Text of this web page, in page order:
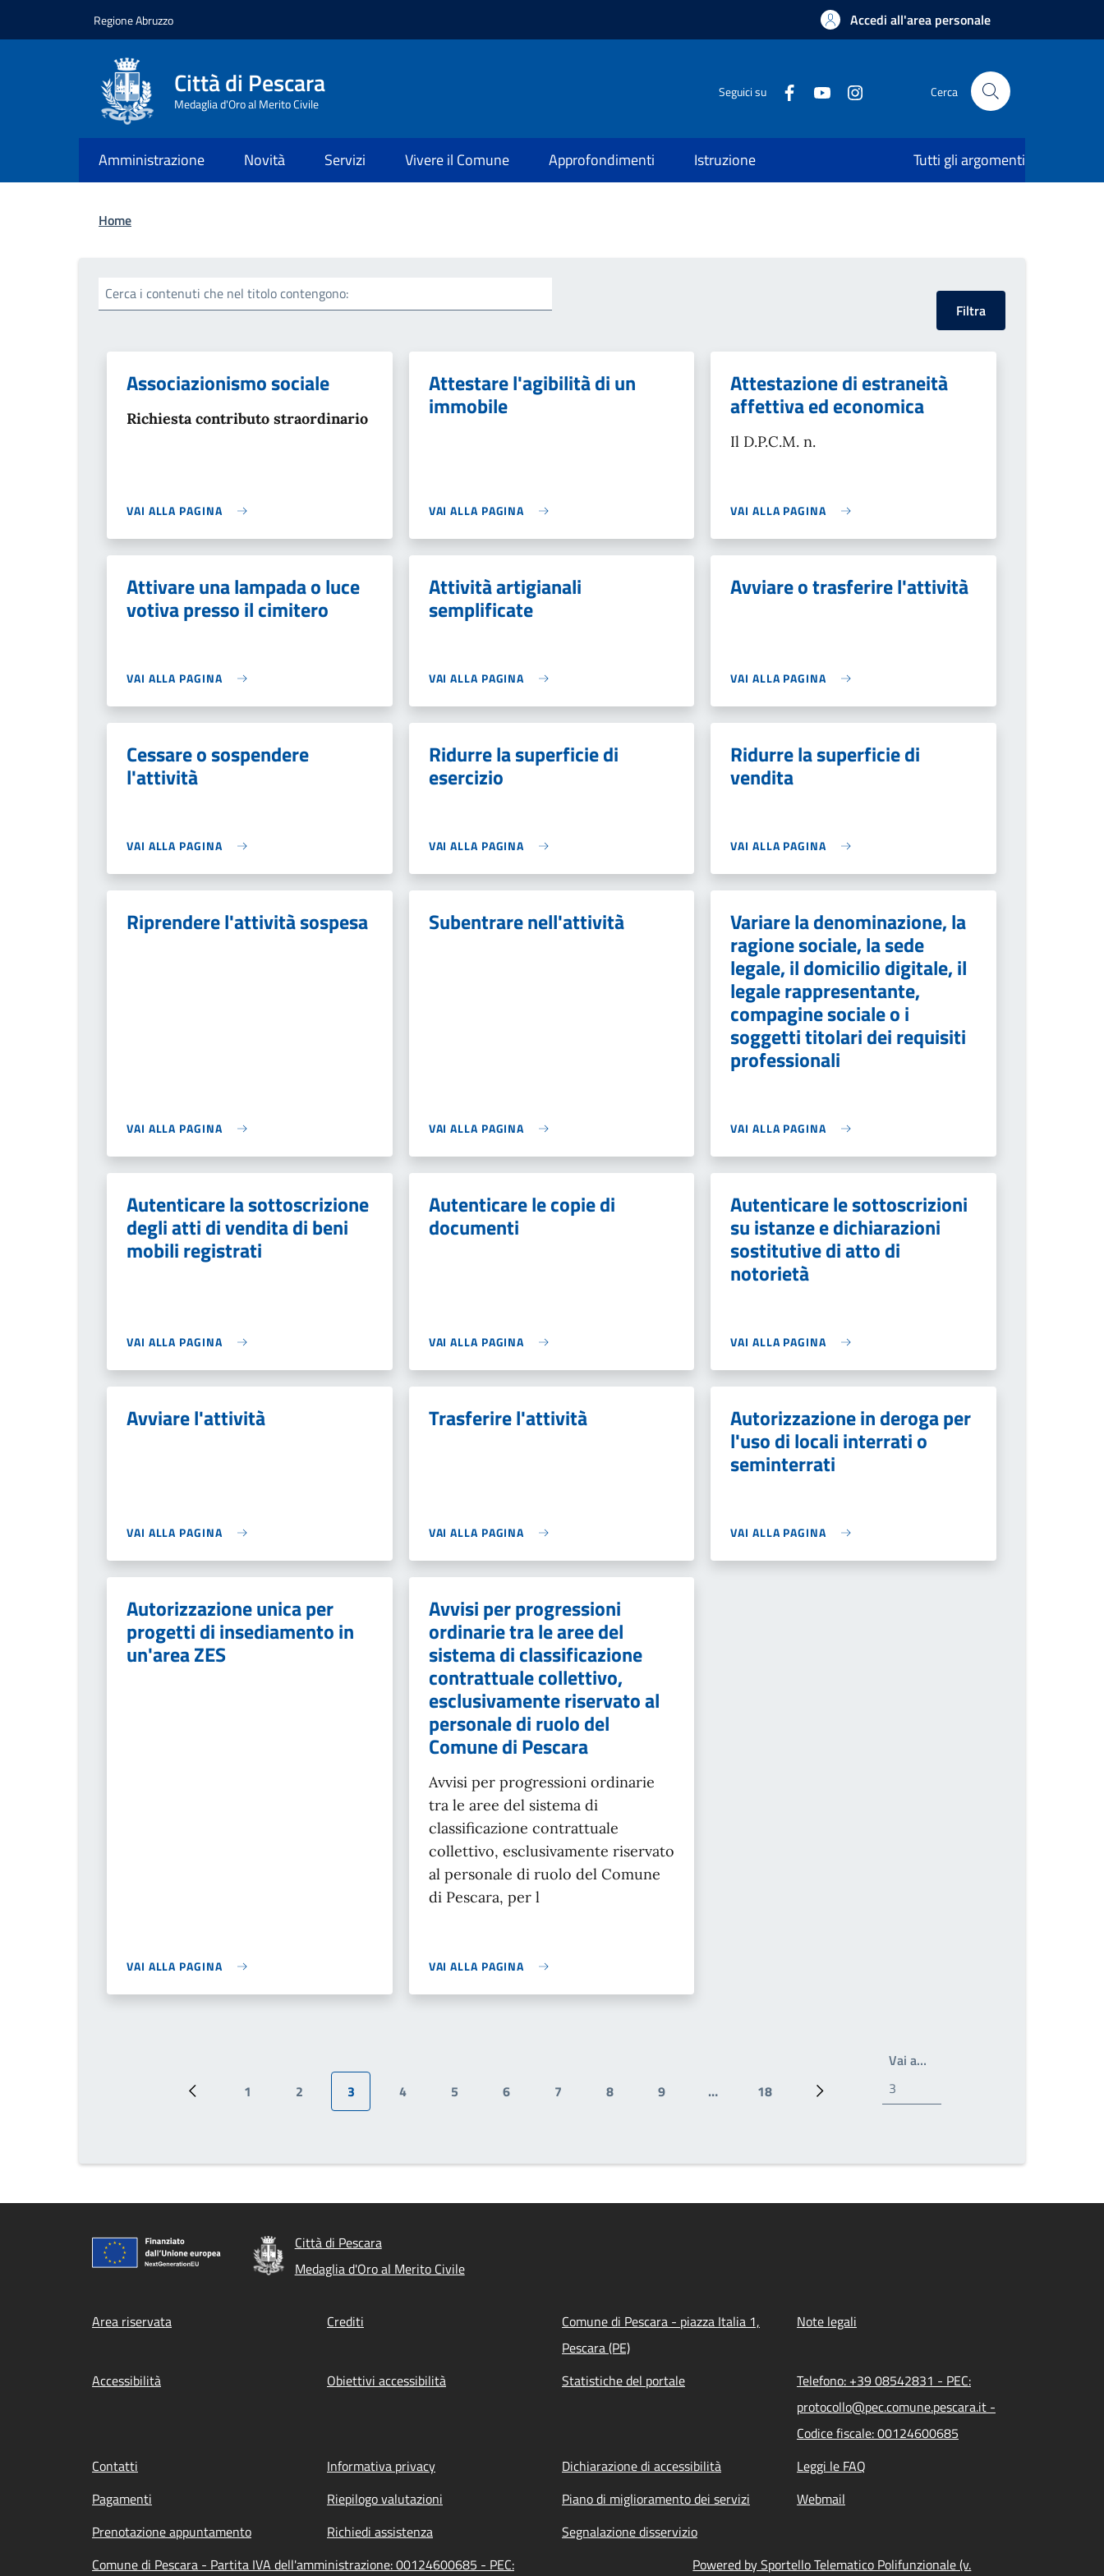
Regione Abruzzo Accedi all'area personale
Città di Pescara
Medaglia d'Oro al Merito Civile
Seguici su Cerca
Amministrazione Novità Servizi Vivere il Comune Approfondimenti Istruzione Tutti gli argomenti
Briciole di pane
Home
Cerca i contenuti che nel titolo contengono:
Associazionismo sociale
Richiesta contributo straordinario
VAI ALLA PAGINA
Attestare l'agibilità di un
immobile
VAI ALLA PAGINA
Attestazione di estraneità
affettiva ed economica
Il D.P.C.M. n.
VAI ALLA PAGINA
Attivare una lampada o luce
votiva presso il cimitero
VAI ALLA PAGINA
Attività artigianali
semplificate
VAI ALLA PAGINA
Avviare o trasferire l'attività
VAI ALLA PAGINA
Cessare o sospendere
l'attività
VAI ALLA PAGINA
Ridurre la superficie di
esercizio
VAI ALLA PAGINA
Ridurre la superficie di
vendita
VAI ALLA PAGINA
Riprendere l'attività sospesa
VAI ALLA PAGINA
Subentrare nell'attività
VAI ALLA PAGINA
Variare la denominazione, la
ragione sociale, la sede
legale, il domicilio digitale, il
legale rappresentante,
compagine sociale o i
soggetti titolari dei requisiti
professionali
VAI ALLA PAGINA
Autenticare la sottoscrizione
degli atti di vendita di beni
mobili registrati
VAI ALLA PAGINA
Autenticare le copie di
documenti
VAI ALLA PAGINA
Autenticare le sottoscrizioni
su istanze e dichiarazioni
sostitutive di atto di
notorietà
VAI ALLA PAGINA
Avviare l'attività
VAI ALLA PAGINA
Trasferire l'attività
VAI ALLA PAGINA
Autorizzazione in deroga per
l'uso di locali interrati o
seminterrati
VAI ALLA PAGINA
Autorizzazione unica per
progetti di insediamento in
un'area ZES
VAI ALLA PAGINA
Avvisi per progressioni
ordinarie tra le aree del
sistema di classificazione
contrattuale collettivo,
esclusivamente riservato al
personale di ruolo del
Comune di Pescara
Avvisi per progressioni ordinarie
tra le aree del sistema di
classificazione contrattuale
collettivo, esclusivamente riservato
al personale di ruolo del Comune
di Pescara, per l
VAI ALLA PAGINA
Pagina precedente
Pagina
1
Pagina
2
Pagina attuale
3
Pagina
4
Pagina
5
Pagina
6
Pagina
7
Pagina
8
Pagina
9 …
Ultima pagina
18
Prossima pagina
Vai a…
Città di Pescara
Medaglia d'Oro al Merito Civile
Footer menu
Area riservata Crediti
Comune di Pescara - piazza Italia 1,
Pescara (PE)
Note legali
Accessibilità Obiettivi accessibilità Statistiche del portale
Telefono: +39 08542831 - PEC:
protocollo@pec.comune.pescara.it -
Codice fiscale: 00124600685
Contatti
Informativa privacy Dichiarazione di accessibilità
Leggi le FAQ
Pagamenti
Riepilogo valutazioni Piano di miglioramento dei servizi
Webmail
Prenotazione appuntamento
Richiedi assistenza
Segnalazione disservizio
Comune di Pescara - Partita IVA dell'amministrazione: 00124600685 - PEC:
Powered by Sportello Telematico Polifunzionale (v.